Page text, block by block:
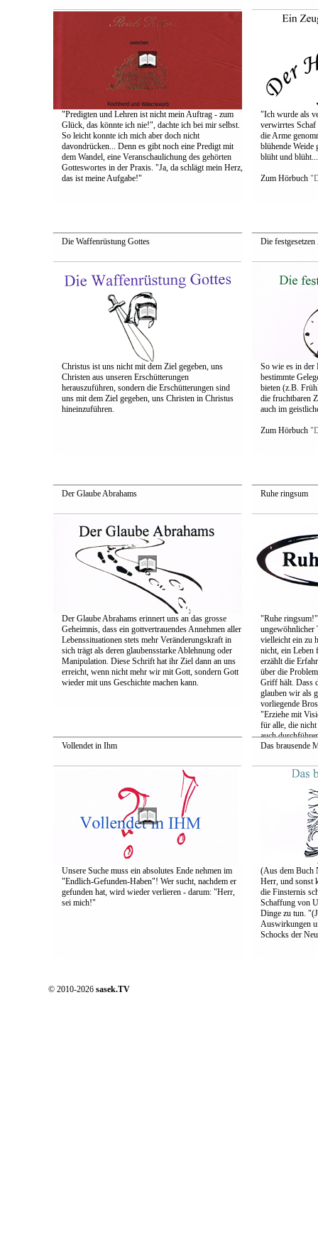
"Predigten und Lehren ist nicht mein Auftrag - zum
Glück, das könnte ich nie!", dachte ich bei mir selbst.
So leicht konnte ich mich aber doch nicht
davondrücken... Denn es gibt noch eine Predigt mit
dem Wandel, eine Veranschaulichung des gehörten
Gotteswortes in der Praxis. "Ja, da schlägt mein Herz,
das ist meine Aufgabe!"
"Ich wurde als
verwirrtes Schaf
die Arme
blühende Weide
blüht und
Zum Hörbuch
Die Waffenrüstung Gottes
Christus ist uns nicht mit dem Ziel gegeben, uns
Christen aus unseren Erschütterungen
herauszuführen, sondern die Erschütterungen sind
uns mit dem Ziel gegeben, uns Christen in Christus
hineinzuführen.
Die festgesetzen
So wie es in der
bestimmte
bieten (z.B.
die fruchtbaren
auch im
Zum Hörbuch
Der Glaube Abrahams
Der Glaube Abrahams erinnert uns an das grosse
Geheimnis, dass ein gottvertrauendes Annehmen aller
Lebenssituationen stets mehr Veränderungskraft in
sich trägt als deren glaubensstarke Ablehnung oder
Manipulation. Diese Schrift hat ihr Ziel dann an uns
erreicht, wenn nicht mehr wir mit Gott, sondern Gott
wieder mit uns Geschichte machen kann.
Ruhe ringsum
"Ruhe
ungewöhnlicher
vielleicht ein zu
nicht, ein Leben
erzählt die
über die
Griff hält. Dass
glauben wir als
vorliegende
"Erziehe mit
für alle, die nicht
auch
Vollendet in Ihm
Unsere Suche muss ein absolutes Ende nehmen im
"Endlich-Gefunden-Haben"! Wer sucht, nachdem er
gefunden hat, wird wieder verlieren - darum: "Herr,
sei mich!"
Das brausende
(Aus dem Buch
Herr, und sonst
die Finsternis
Schaffung von
Dinge zu tun.
Auswirkungen
Schocks der
© 2010-2026 sasek.TV